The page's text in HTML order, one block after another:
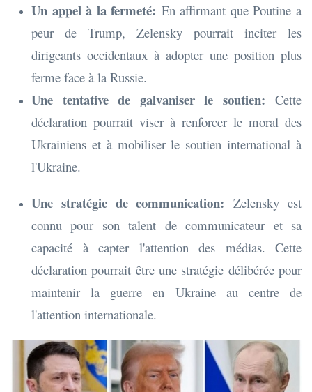
Un appel à la fermeté: En affirmant que Poutine a
peur de Trump, Zelensky pourrait inciter les
dirigeants occidentaux à adopter une position plus
ferme face à la Russie.
Une tentative de galvaniser le soutien: Cette
déclaration pourrait viser à renforcer le moral des
Ukrainiens et à mobiliser le soutien international à
l'Ukraine.
Une stratégie de communication: Zelensky est
connu pour son talent de communicateur et sa
capacité à capter l'attention des médias. Cette
déclaration pourrait être une stratégie délibérée pour
maintenir la guerre en Ukraine au centre de
l'attention internationale.